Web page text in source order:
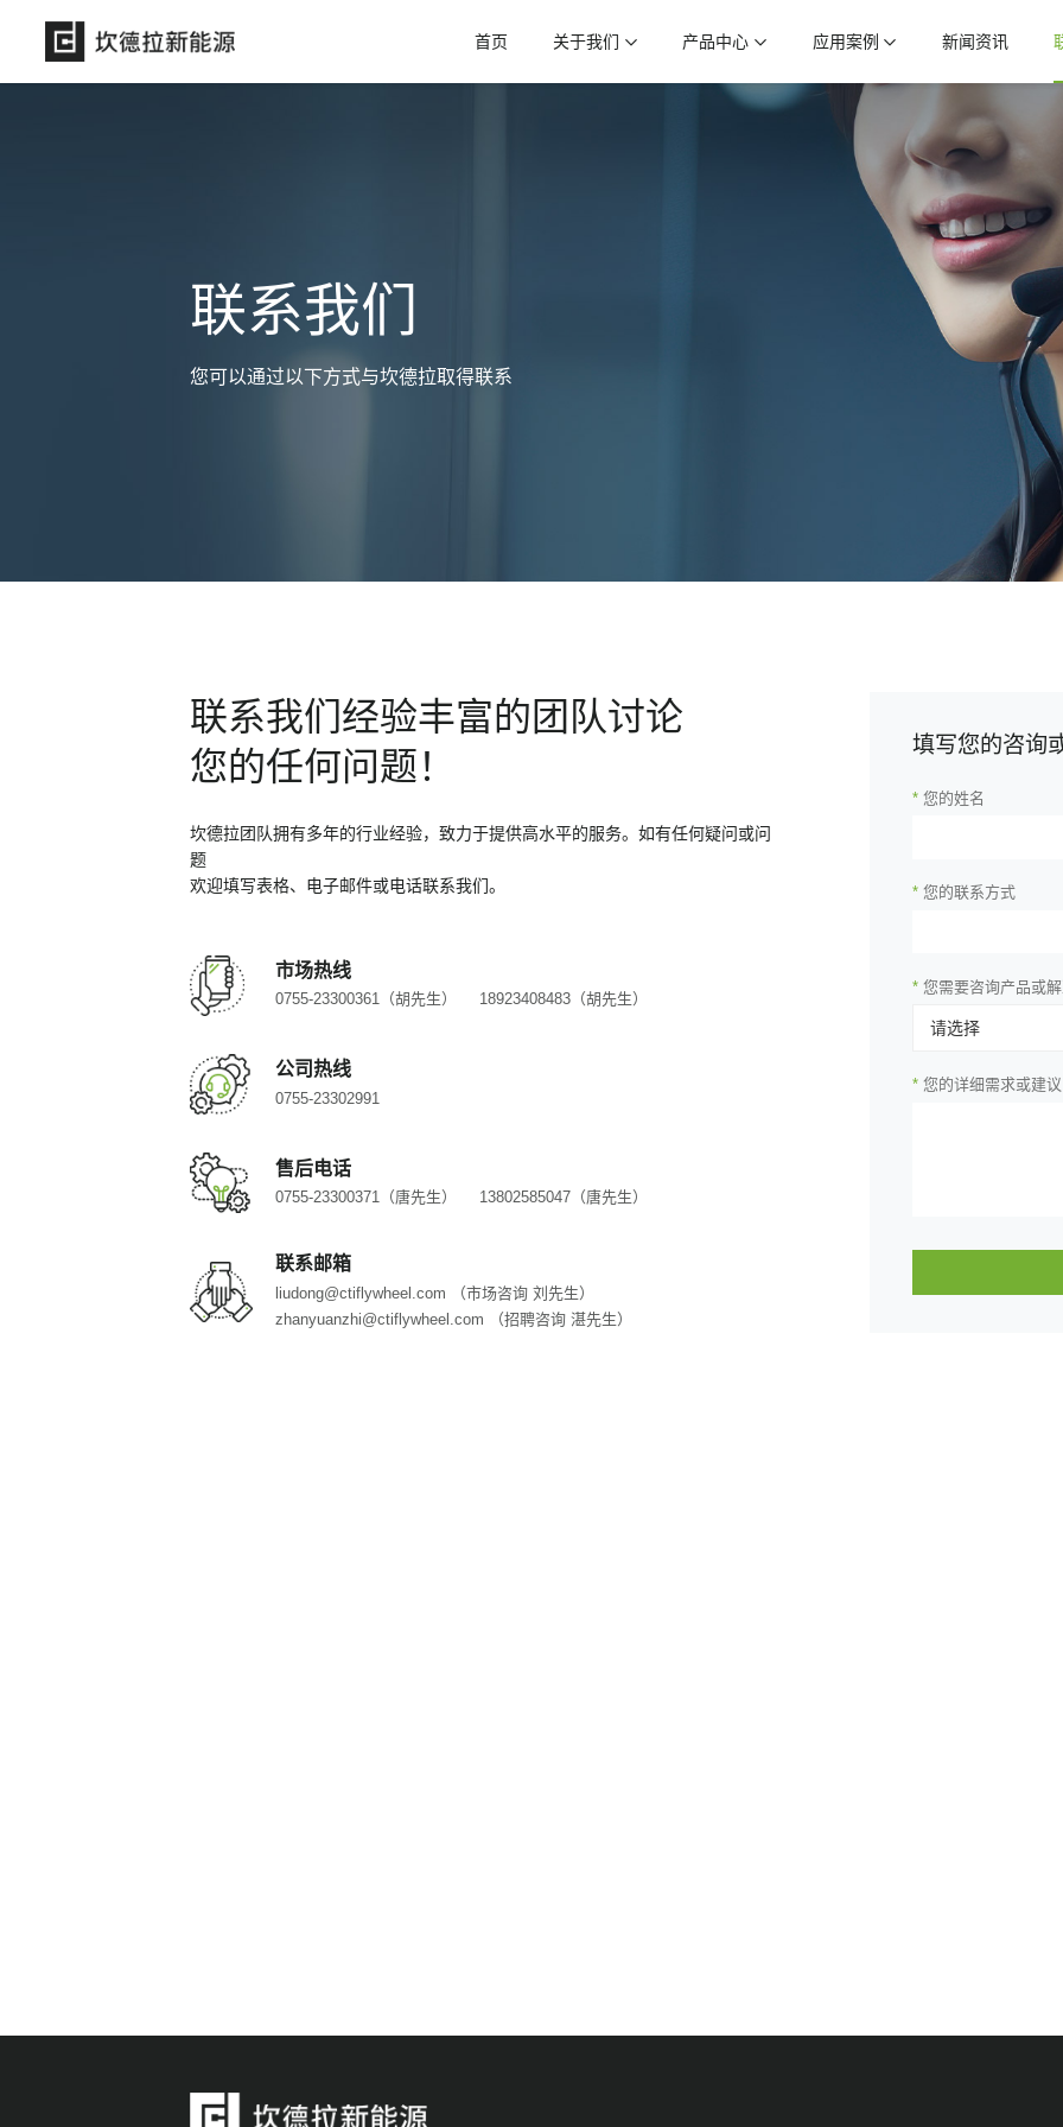
首页 关于我们 产品中心 应用案例 新闻资讯
联系我们
您可以通过以下方式与坎德拉取得联系
联系我们经验丰富的团队讨论
您的任何问题！
坎德拉团队拥有多年的行业经验，致力于提供高水平的服务。如有任何疑问或问
题
欢迎填写表格、电子邮件或电话联系我们。
市场热线
0755-23300361（胡先生） 18923408483（胡先生）
公司热线
0755-23302991
售后电话
0755-23300371（唐先生） 13802585047（唐先生）
联系邮箱
liudong@ctiflywheel.com （市场咨询 刘先生）
zhanyuanzhi@ctiflywheel.com （招聘咨询 湛先生）
填写您的咨询
*您的姓名
*您的联系方式
*您需要咨询产品或
请选择
*您的详细需求或建议